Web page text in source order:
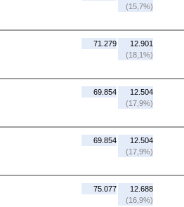
(15,7%)
71.279
12.901
(18,1%)
69.854
12.504
(17,9%)
69.854
12.504
(17,9%)
75.077
12.688
(16,9%)